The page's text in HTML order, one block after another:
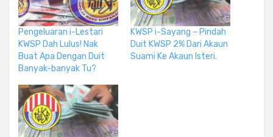
Pengeluaran i-Lestari
KWSP Dah Lulus! Nak
Buat Apa Dengan Duit
Banyak-banyak Tu?
KWSP i-Sayang – Pindah
Duit KWSP 2% Dari Akaun
Suami Ke Akaun Isteri.